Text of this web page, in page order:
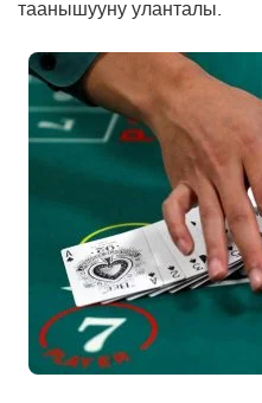
таанышууну уланталы.